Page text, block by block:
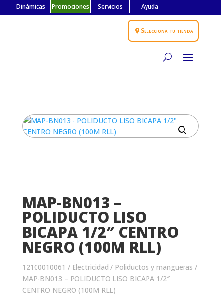
Dinámicas Promociones Servicios Ayuda
Selecciona tu tienda
MAP-BN013 –
POLIDUCTO LISO
BICAPA 1/2″ CENTRO
NEGRO (100M RLL)
12100010061 / Electricidad / Poliductos y mangueras /
MAP-BN013 – POLIDUCTO LISO BICAPA 1/2″
CENTRO NEGRO (100M RLL)